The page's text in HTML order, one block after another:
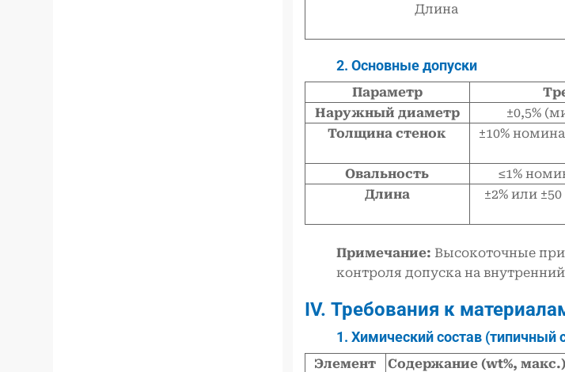
Длина
2. Основные допуски
Параметр
Наружный диаметр
±0,5%
Толщина стенок
±10%
Овальность
≤1%
Длина
±2% или
Примечание: Высокоточные
контроля допуска на
IV. Требования к
1. Химический состав (типичный
Элемент Содержание (wt%, макс.)